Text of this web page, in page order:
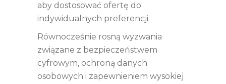
aby dostosować ofertę do
indywidualnych preferencji.
Równocześnie rosną wyzwania
związane z bezpieczeństwem
cyfrowym, ochroną danych
osobowych i zapewnieniem wysokiej